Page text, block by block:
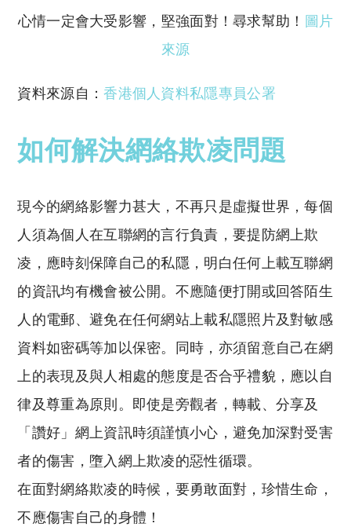
心情一定會大受影響，堅強面對！尋求幫助！ 圖片
來源
資料來源自：香港個人資料私隱專員公署
如何解決網絡欺凌問題
現今的網絡影響力甚大，不再只是虛擬世界，每個
人須為個人在互聯網的言行負責，要提防網上欺
凌，應時刻保障自己的私隱，明白任何上載互聯網
的資訊均有機會被公開。不應隨便打開或回答陌生
人的電郵、避免在任何網站上載私隱照片及對敏感
資料如密碼等加以保密。同時，亦須留意自己在網
上的表現及與人相處的態度是否合乎禮貌，應以自
律及尊重為原則。即使是旁觀者，轉載、分享及
「讚好」網上資訊時須謹慎小心，避免加深對受害
者的傷害，墮入網上欺凌的惡性循環。
在面對網絡欺凌的時候，要勇敢面對，珍惜生命，
不應傷害自己的身體！